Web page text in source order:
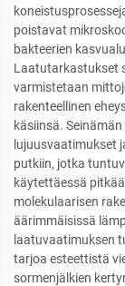
poistavat
bakteerien
Laatutarkastukset
varmistetaan
rakenteellinen
käsiinsä.
lujuusvaatimukset
putkiin, jotka
käytettäessä
molekulaarisen
äärimmäisissä
laatuvaatimuksen
tarjoa esteettistä
sormenjälkien